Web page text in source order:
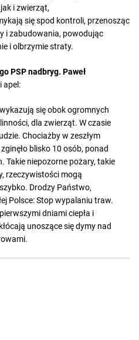
i zwierząt,
się spod kontroli, przenosząc
i zabudowania, powodując
i olbrzymie straty.
PSP nadbryg. Paweł
apel:
się obok ogromnych
dla zwierząt. W czasie
Chociażby w zeszłym
blisko 10 osób, ponad
Takie niepozorne pożary, takie
rzeczywistości mogą
Drodzy Państwo,
Polsce: Stop wypalaniu traw.
dniami ciepła i
unoszące się dymy nad